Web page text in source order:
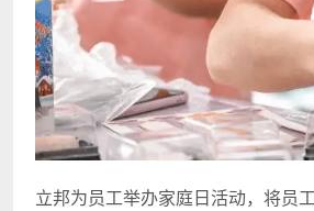
立邦为员工举办家庭日活动，将员